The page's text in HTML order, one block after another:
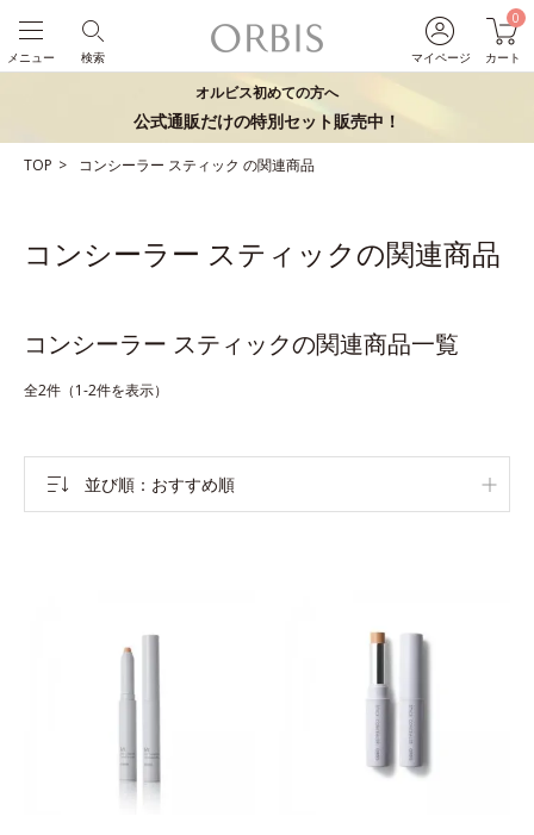
マイページ
0
カート
検索
メニュー
オルビス初めての方へ
公式通販だけの特別セット販売中！
TOP コンシーラー スティック の関連商品
コンシーラー スティックの関連商品
コンシーラー スティックの関連商品一覧
全2件（1-2件を表示）
並び順 おすすめ順